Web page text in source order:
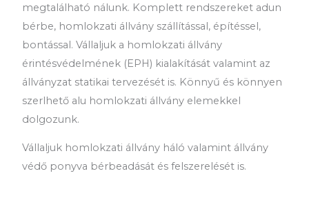
megtalálható nálunk. Komplett rendszereket adun
bérbe, homlokzati állvány szállítással, építéssel,
bontással. Vállaljuk a homlokzati állvány
érintésvédelmének (EPH) kialakítását valamint az
állványzat statikai tervezését is. Könnyű és könnyen
szerlhető alu homlokzati állvány elemekkel
dolgozunk.
Vállaljuk homlokzati állvány háló valamint állvány
védő ponyva bérbeadását és felszerelését is.